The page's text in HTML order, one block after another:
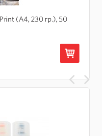
(А4, 230 гр.), 50